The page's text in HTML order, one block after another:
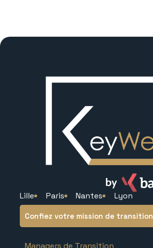
Lille Paris Nantes Lyon
Confiez votre mission de transition
Managers de Transition